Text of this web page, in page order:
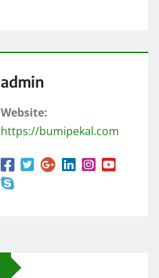
admin
Website:
https://bumipekal.com